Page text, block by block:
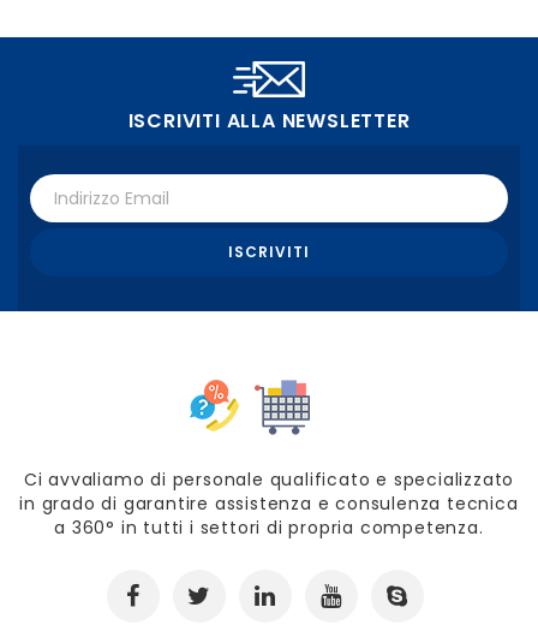
ISCRIVITI ALLA NEWSLETTER
Ci avvaliamo di personale qualificato e specializzato
in grado di garantire assistenza e consulenza tecnica
a 360° in tutti i settori di propria competenza.